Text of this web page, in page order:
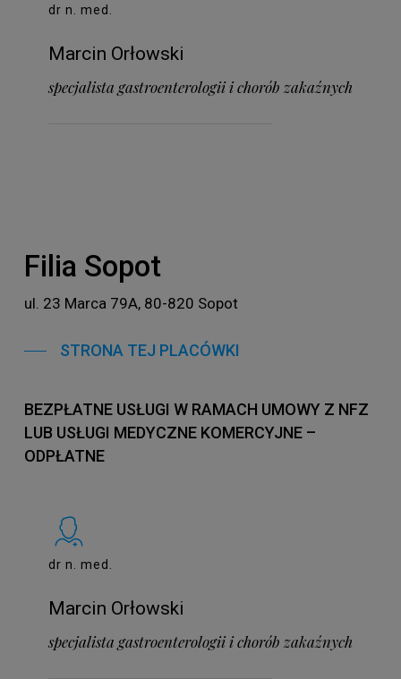
dr n. med.
Marcin Orłowski
specjalista gastroenterologii i chorób zakaźnych
Filia Sopot
ul. 23 Marca 79A, 80-820 Sopot
STRONA TEJ PLACÓWKI
BEZPŁATNE USŁUGI W RAMACH UMOWY Z NFZ
LUB USŁUGI MEDYCZNE KOMERCYJNE –
ODPŁATNE
dr n. med.
Marcin Orłowski
specjalista gastroenterologii i chorób zakaźnych